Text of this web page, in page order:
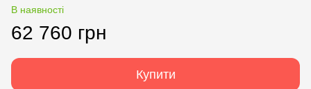
В наявності
62 760 грн
Купити